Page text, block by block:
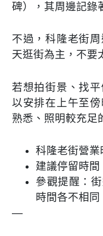
碑），其周邊記錄
不過，科隆老街
天逛街為主，不要
若想拍街景、找
以安排在上午至
熟悉、照明較充足
科隆老街營
建議停留時
參觀提醒：
時間各不相同
—